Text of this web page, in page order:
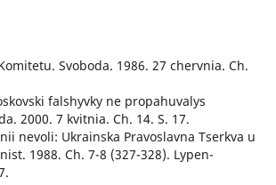
Svoboda. 1986. 27 chervnia. Ch.
falshyvky ne propahuvalys
2000. 7 kvitnia. Ch. 14. S. 17.
nevoli: Ukrainska Pravoslavna Tserkva u
1988. Ch. 7-8 (327-328). Lypen-